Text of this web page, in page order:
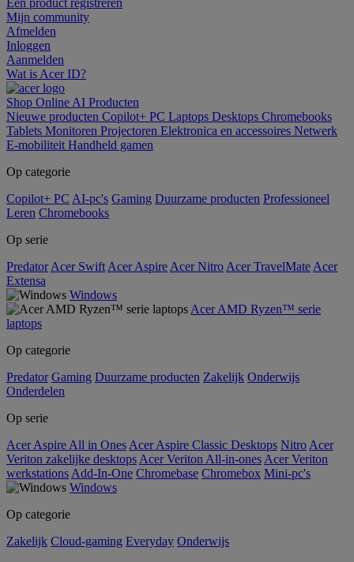
Een product registreren
Mijn community
Afmelden
Inloggen
Aanmelden
Wat is Acer ID?
Shop Online AI Producten
Nieuwe producten Copilot+ PC Laptops Desktops Chromebooks
Tablets Monitoren Projectoren Elektronica en accessoires Netwerk
E-mobiliteit Handheld gamen
Op categorie
Copilot+ PC AI-pc's Gaming Duurzame producten Professioneel
Leren Chromebooks
Op serie
Predator Acer Swift Acer Aspire Acer Nitro Acer TravelMate Acer
Extensa
Windows
Acer AMD Ryzen™ serie
laptops
Op categorie
Predator Gaming Duurzame producten Zakelijk Onderwijs
Onderdelen
Op serie
Acer Aspire All in Ones Acer Aspire Classic Desktops Nitro Acer
Veriton zakelijke desktops Acer Veriton All-in-ones Acer Veriton
werkstations Add-In-One Chromebase Chromebox Mini-pc's
Windows
Op categorie
Zakelijk Cloud-gaming Everyday Onderwijs